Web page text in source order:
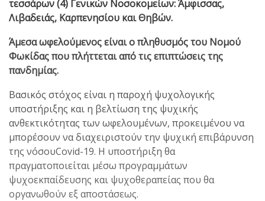
τεσσάρων (4) Γενικών Νοσοκομείων: Άμφισσας,
Λιβαδειάς, Καρπενησίου και Θηβών.
Άμεσα ωφελούμενος είναι ο πληθυσμός του Νομού
Φωκίδας που πλήττεται από τις επιπτώσεις της
πανδημίας.
Βασικός στόχος είναι η παροχή ψυχολογικής
υποστήριξης και η βελτίωση της ψυχικής
ανθεκτικότητας των ωφελουμένων, προκειμένου να
μπορέσουν να διαχειριστούν την ψυχική επιβάρυνση
της νόσουCovid-19. Η υποστήριξη θα
πραγματοποιείται μέσω προγραμμάτων
ψυχοεκπαίδευσης και ψυχοθεραπείας που θα
οργανωθούν εξ αποστάσεως.